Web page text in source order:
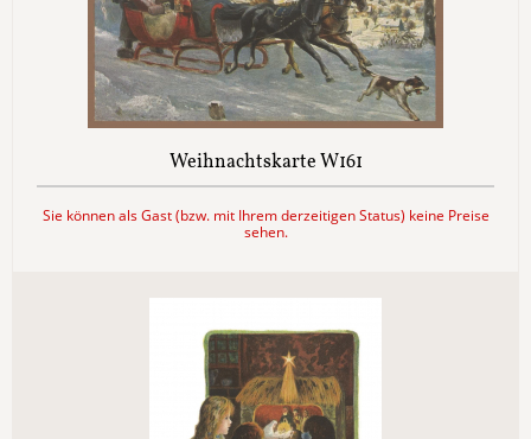
Weihnachtskarte W161
Sie können als Gast (bzw. mit Ihrem derzeitigen Status) keine Preise
sehen.